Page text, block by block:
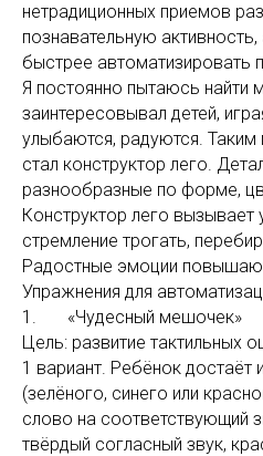
нетрадиционных приемов
познавательную
быстрее автоматизировать
Я постоянно пытаюсь найти
заинтересовывал детей,
улыбаются, радуются.
стал конструктор лего.
разнообразные по форме,
Конструктор лего вызывает
стремление трогать,
Радостные эмоции
Упражнения для
1. «Чудесный мешочек»
Цель: развитие тактильных
1 вариант. Ребёнок достаёт
(зелёного, синего или
слово на соответствующий
твёрдый согласный звук,